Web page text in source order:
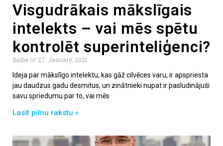
Visgudrākais mākslīgais
intelekts – vai mēs spētu
kontrolēt superinteliģenci?
Baiba
27. January, 2021
Ideja par mākslīgo intelektu, kas gāž cilvēces varu, ir apspriesta
jau daudzus gadu desmitus, un zinātnieki nupat ir pasludinājuši
savu spriedumu par to, vai mēs
Lasīt pilnu rakstu »